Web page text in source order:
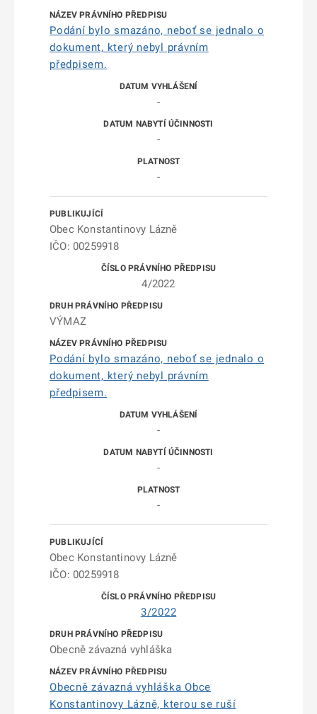
Podání bylo smazáno, neboť se jednalo o
dokument, který nebyl právním
předpisem.
-
-
-
Obec Konstantinovy Lázně
IČO: 00259918
4/2022
VÝMAZ
Podání bylo smazáno, neboť se jednalo o
dokument, který nebyl právním
předpisem.
-
-
-
Obec Konstantinovy Lázně
IČO: 00259918
3/2022
Obecně závazná vyhláška
Obecně závazná vyhláška Obce
Konstantinovy Lázně, kterou se ruší